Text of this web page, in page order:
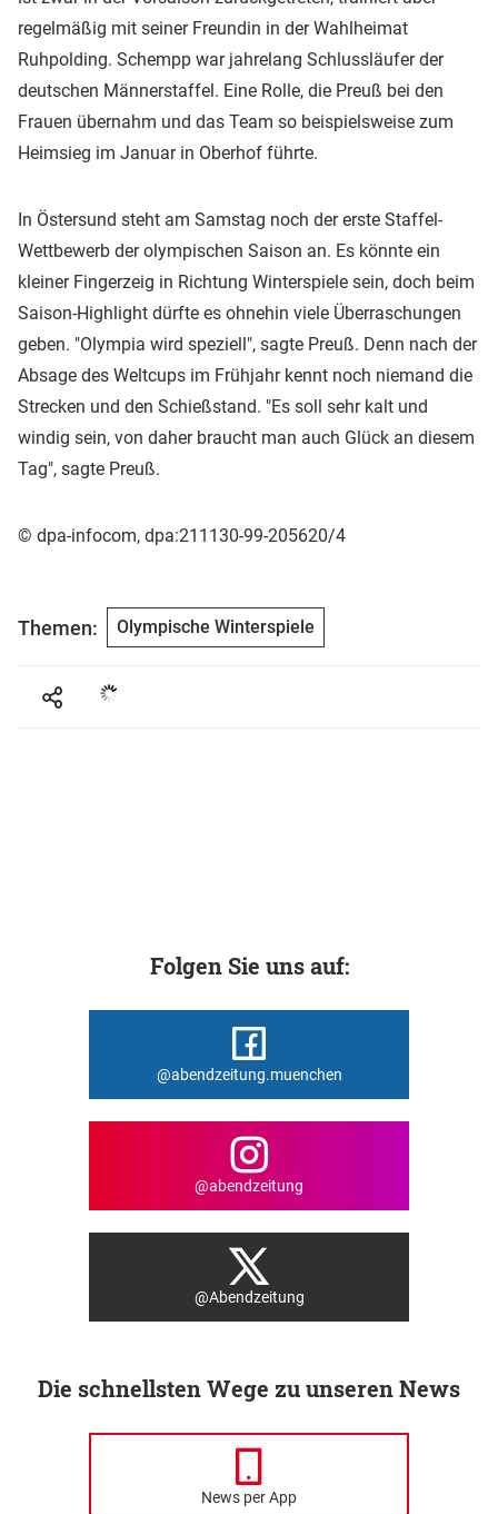
regelmäßig mit seiner Freundin in der Wahlheimat
Ruhpolding. Schempp war jahrelang Schlussläufer der
deutschen Männerstaffel. Eine Rolle, die Preuß bei den
Frauen übernahm und das Team so beispielsweise zum
Heimsieg im Januar in Oberhof führte.
In Östersund steht am Samstag noch der erste Staffel-
Wettbewerb der olympischen Saison an. Es könnte ein
kleiner Fingerzeig in Richtung Winterspiele sein, doch beim
Saison-Highlight dürfte es ohnehin viele Überraschungen
geben. "Olympia wird speziell", sagte Preuß. Denn nach der
Absage des Weltcups im Frühjahr kennt noch niemand die
Strecken und den Schießstand. "Es soll sehr kalt und
windig sein, von daher braucht man auch Glück an diesem
Tag", sagte Preuß.
© dpa-infocom, dpa:211130-99-205620/4
Themen: Olympische Winterspiele
Folgen Sie uns auf:
@abendzeitung.muenchen
@abendzeitung
@Abendzeitung
Die schnellsten Wege zu unseren News
News per App